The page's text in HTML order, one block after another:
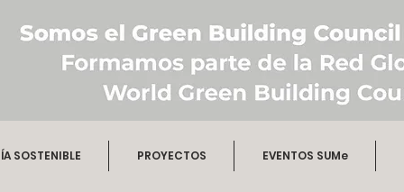
SOSTENIBLE PROYECTOS EVENTOS SUMe